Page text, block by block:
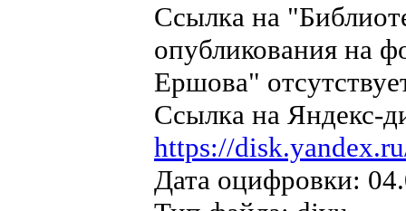
Ссылка на
опубликования на
Ершова"
Ссылка на Яндекс-
https://
Дата оцифровки: